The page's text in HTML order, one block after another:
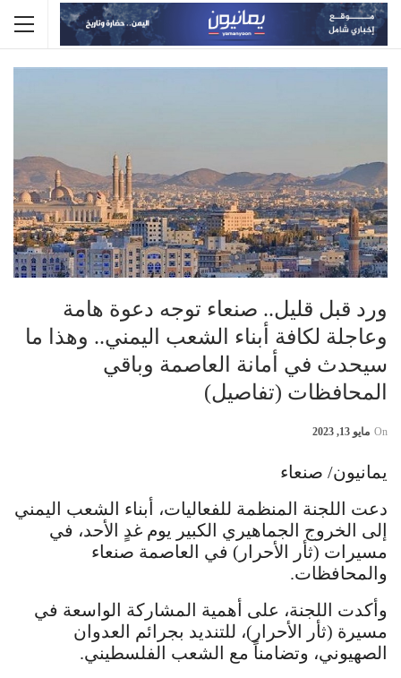
ورد قبل قليل.. صنعاء توجه دعوة هامة
وعاجلة لكافة أبناء الشعب اليمني.. وهذا ما
سيحدث في أمانة العاصمة وباقي
المحافظات (تفاصيل)
On مايو 13, 2023
يمانيون/ صنعاء
دعت اللجنة المنظمة للفعاليات، أبناء الشعب اليمني
إلى الخروج الجماهيري الكبير يوم غدٍ الأحد، في
مسيرات (ثأر الأحرار) في العاصمة صنعاء
والمحافظات.
وأكدت اللجنة، على أهمية المشاركة الواسعة في
مسيرة (ثأر الأحرار)، للتنديد بجرائم العدوان
الصهيوني، وتضامناً مع الشعب الفلسطيني.